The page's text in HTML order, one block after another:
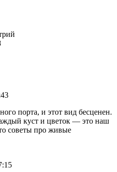
порта, и этот вид бесценен.
куст и цветок — это наш
советы про живые